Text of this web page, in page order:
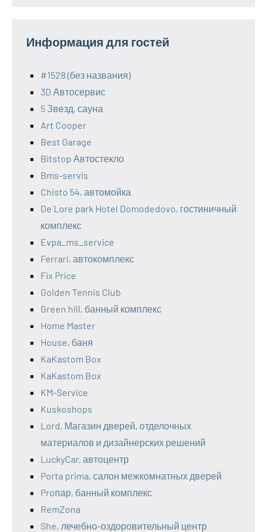
Информация для гостей
#1528 (без названия)
3D Автосервис
5 Звезд, сауна
Art Cooper
Best Garage
Bitstop Автостекло
Bms-servis
Chisto 54, автомойка
De`Lore park Hotel Domodedovo, гостиничный
комплекс
Evpa_ms_service
Ferrari, автокомплекс
Fix Price
Golden Tennis Club
Green hill, банный комплекс
Home Master
House, баня
KaKastom Box
KaKastom Box
KM-Service
Kuskoshops
Lord, Магазин дверей, отделочных
материалов и дизайнерских решений
LuckyCar, автоцентр
Porta prima, салон межкомнатных дверей
Proпар, банный комплекс
RemZona
She, лечебно-оздоровительный центр